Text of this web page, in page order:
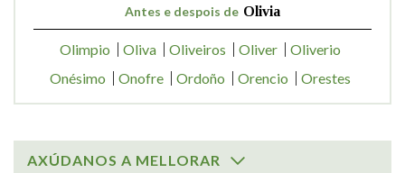
Antes e despois de Olivia
Olimpio Oliva Oliveiros Oliver
Oliverio
Onésimo
Onofre Ordoño Orencio Orestes
AXÚDANOS A MELLORAR